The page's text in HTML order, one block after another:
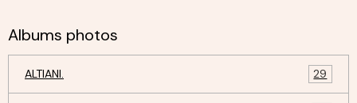
Albums photos
ALTIANI. 29